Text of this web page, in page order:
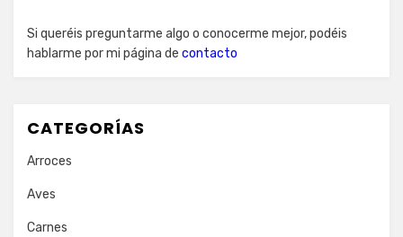
Si queréis preguntarme algo o conocerme mejor, podéis
hablarme por mi página de contacto
CATEGORÍAS
Arroces
Aves
Carnes